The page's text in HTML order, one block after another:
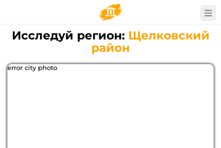
Исследуй регион: Щелковский
район
error city photo